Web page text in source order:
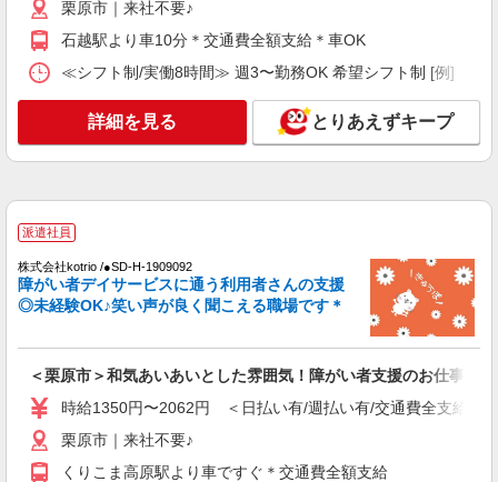
キープ 詳細を見る
栗原市｜来社不要♪
石越駅より車10分＊交通費全額支給＊車OK
≪シフト制/実働8時間≫ 週3〜勤務OK 希望シフト制 [例] ・
詳細を見る とりあえずキープ
派遣社員
株式会社kotrio /●SD-H-1909092
障がい者デイサービスに通う利用者さんの支援
◎未経験OK♪笑い声が良く聞こえる職場です＊
＜栗原市＞和気あいあいとした雰囲気！障がい者支援のお仕事
時給1350円〜2062円 ＜日払い有/週払い有/交通費全支給(ガ
栗原市｜来社不要♪
くりこま高原駅より車ですぐ＊交通費全額支給